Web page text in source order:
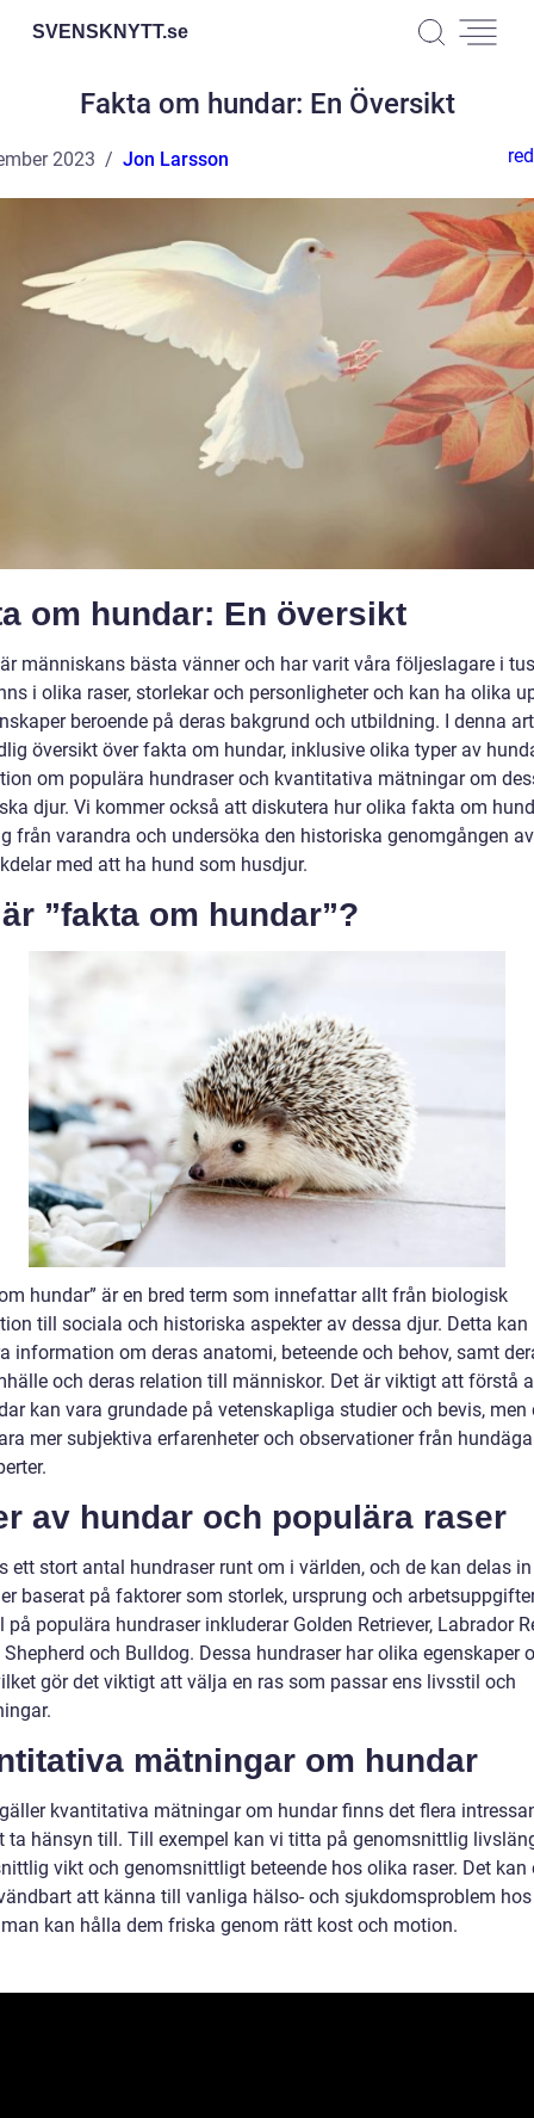
SVENSKNYTT.se
Fakta om hundar: En Översikt
2023 Jon Larsson
om hundar: En översikt
människans bästa vänner och har varit våra följeslagare i
i olika raser, storlekar och personligheter och kan ha olika
beroende på deras bakgrund och utbildning. I denna
översikt över fakta om hundar, inklusive olika typer av
om populära hundraser och kvantitativa mätningar om
djur. Vi kommer också att diskutera hur olika fakta om
från varandra och undersöka den historiska genomgången
med att ha hund som husdjur.
”fakta om hundar”?
hundar” är en bred term som innefattar allt från biologisk
till sociala och historiska aspekter av dessa djur. Detta kan
information om deras anatomi, beteende och behov, samt
och deras relation till människor. Det är viktigt att förstå
kan vara grundade på vetenskapliga studier och bevis, men
mer subjektiva erfarenheter och observationer från
av hundar och populära raser
ett stort antal hundraser runt om i världen, och de kan delas
baserat på faktorer som storlek, ursprung och
på populära hundraser inkluderar Golden Retriever, Labrador
Shepherd och Bulldog. Dessa hundraser har olika egenskaper
gör det viktigt att välja en ras som passar ens livsstil och
mätningar om hundar
kvantitativa mätningar om hundar finns det flera
ta hänsyn till. Till exempel kan vi titta på genomsnittlig
vikt och genomsnittligt beteende hos olika raser. Det kan
att känna till vanliga hälso- och sjukdomsproblem
kan hålla dem friska genom rätt kost och motion.